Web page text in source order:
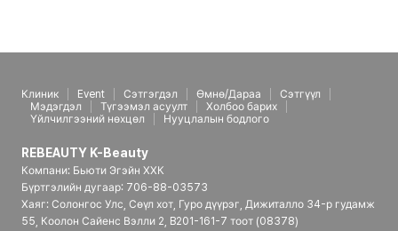
Клиник Event Сэтгэгдэл Өмнө/Дараа
Сэтгүүл
Мэдэгдэл
Түгээмэл асуулт
Холбоо барих
Үйлчилгээний нөхцөл
Нууцлалын бодлого
REBEAUTY K-Beauty
Компани: Бьюти Эгэйн ХХК
Бүртгэлийн дугаар: 706-88-03573
Хаяг: Солонгос Улс, Сөүл хот, Гуро дүүрэг, Дижиталло 34-р гудамж
55, Коолон Сайенс Вэлли 2, B201-161-7 тоот (08378)